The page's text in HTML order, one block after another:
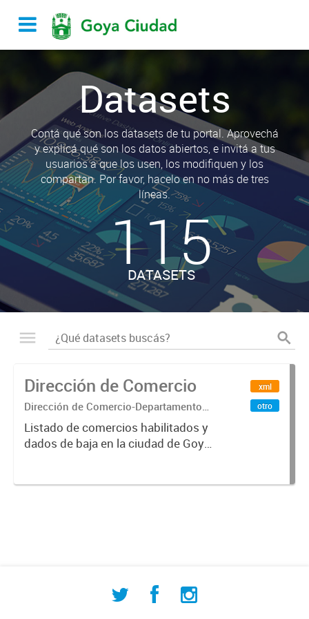
Datasets
Contá qué son los datasets de tu portal. Aprovechá
y explicá qué son los datos abiertos, e invitá a tus
usuarios a que los usen, los modifiquen y los
compartan. Por favor, hacelo en no más de tres
líneas.
115
DATASETS
Dirección de Comercio
Dirección de Comercio-Departamento
Municipal de Estadisticas
Listado de comercios habilitados y
dados de baja en la ciudad de Goya
05-2019)
xml
otro